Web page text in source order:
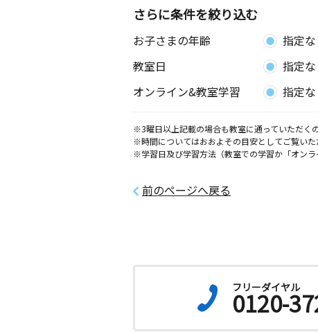
さらに条件を絞り込む
お子さまの年齢 指定な
教室日
指定な
オンライン&教室学習
指定な
※3曜日以上記載の場合も教室に通っていただく
※時間についてはおおよその目安としてご覧いた
※学習日及び学習方法（教室での学習か「オンラ
前のページへ戻る
フリーダイヤル
0120-